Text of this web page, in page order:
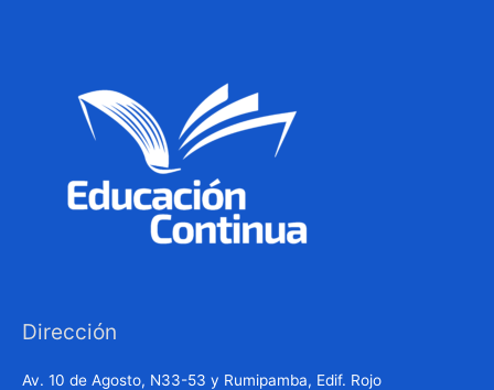
Dirección
Av. 10 de Agosto, N33-53 y Rumipamba, Edif. Rojo